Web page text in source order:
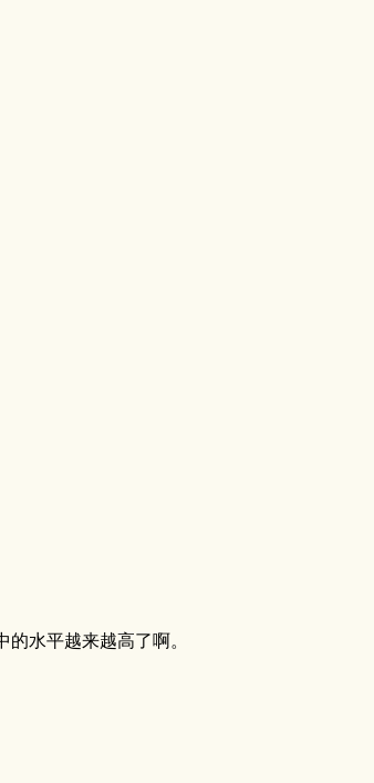
水平越来越高了啊。